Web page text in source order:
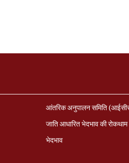
आंतरिक अनुपालन समिति
जाति आधारित भेदभाव की रोकथाम
भेदभाव